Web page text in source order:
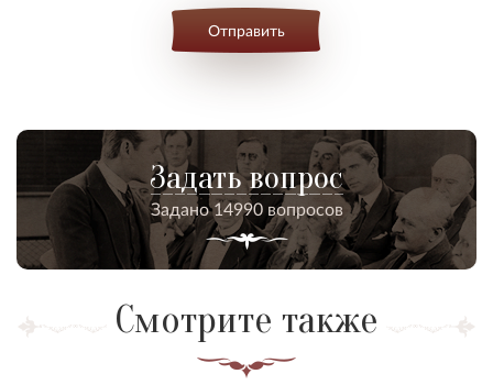
Отправить
Задать вопрос
Задано 14990 вопросов
Смотрите также